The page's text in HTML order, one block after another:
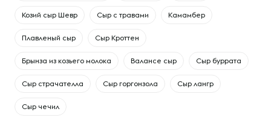
Козий сыр Шевр Сыр с травами Камамбер
Плавленый сыр Сыр Кроттен
Брынза из козьего молока Валансе сыр Сыр буррата
Сыр страчателла Сыр горгонзола Сыр лангр
Сыр чечил